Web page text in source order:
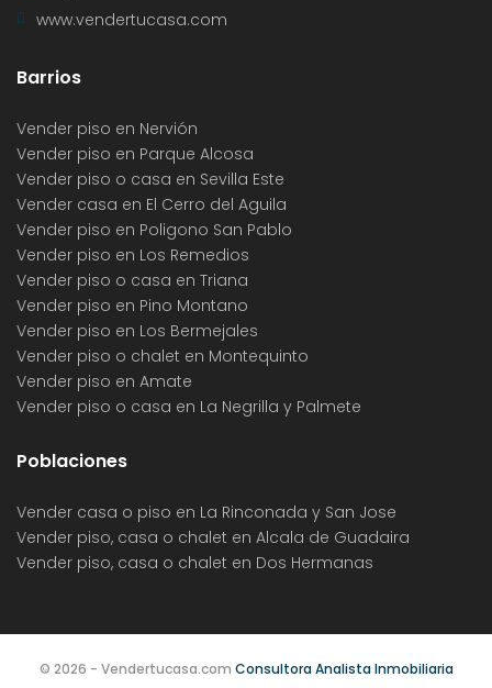
www.vendertucasa.com
Barrios
Vender piso en Nervión
Vender piso en Parque Alcosa
Vender piso o casa en Sevilla Este
Vender casa en El Cerro del Aguila
Vender piso en Poligono San Pablo
Vender piso en Los Remedios
Vender piso o casa en Triana
Vender piso en Pino Montano
Vender piso en Los Bermejales
Vender piso o chalet en Montequinto
Vender piso en Amate
Vender piso o casa en La Negrilla y Palmete
Poblaciones
Vender casa o piso en La Rinconada y San Jose
Vender piso, casa o chalet en Alcala de Guadaira
Vender piso, casa o chalet en Dos Hermanas
© 2026 - Vendertucasa.com Consultora Analista Inmobiliaria